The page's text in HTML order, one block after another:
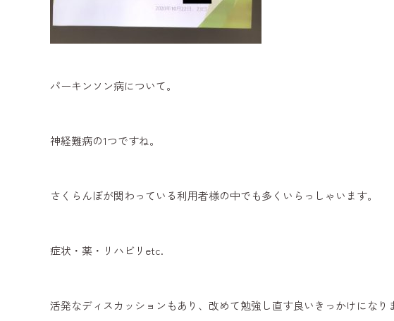
パーキンソン病について。
神経難病の1つですね。
さくらんぼが関わっている利用者様の中でも多くいらっしゃいます。
症状・薬・リハビリetc.
活発なディスカッションもあり、改めて勉強し直す良いきっかけになり